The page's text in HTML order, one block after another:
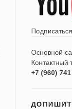
Основной
Контактный
+7 (960)